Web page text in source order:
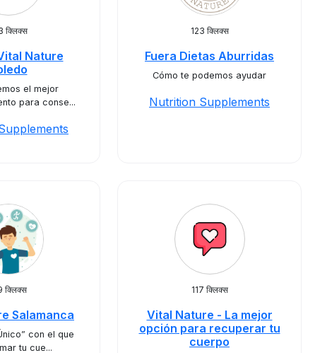
क्लिक्स
Nature
el mejor
para conse...
123 क्लिक्स
Fuera Dietas Aburridas
Cómo te podemos ayudar
Nutrition Supplements
क्लिक्स
Salamanca
con el que
tu cue...
117 क्लिक्स
Vital Nature - La mejor
opción para recuperar tu
cuerpo